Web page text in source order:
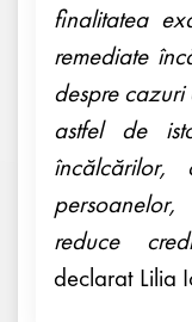
finalitatea
remediate
despre cazuri
astfel de
reduce
declarat Lilia